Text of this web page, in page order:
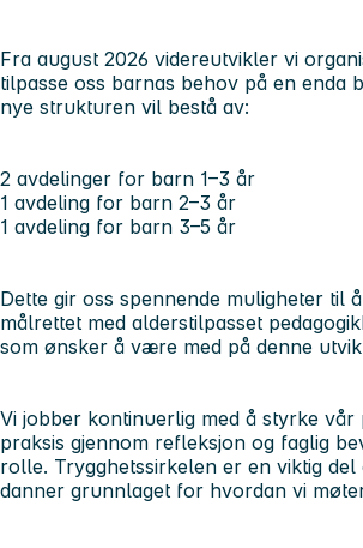
Fra august 2026 videreutvikler vi
tilpasse oss barnas behov på en enda
nye strukturen vil bestå av:
2 avdelinger for barn 1–3 år
1 avdeling for barn 2–3 år
1 avdeling for barn 3–5 år
Dette gir oss spennende muligheter til
målrettet med alderstilpasset
som ønsker å være med på denne
Vi jobber kontinuerlig med å styrke vår
praksis gjennom refleksjon og faglig
rolle. Trygghetssirkelen er en viktig
danner grunnlaget for hvordan vi